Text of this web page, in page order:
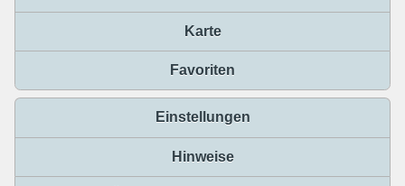
Karte
Favoriten
Einstellungen
Hinweise